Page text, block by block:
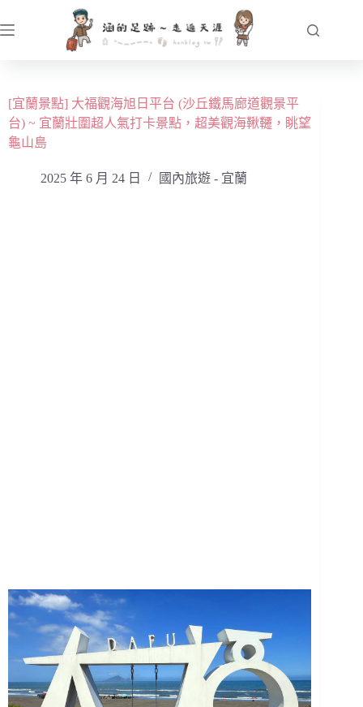
至
容[宜蘭景點] 大福觀海旭日平台 (沙丘鐵馬廊道觀景平
台) ~ 宜蘭壯圍超人氣打卡景點，超美觀海鞦韆，眺望
龜山島
2025 年 6 月 24 日 國內旅遊 - 宜蘭